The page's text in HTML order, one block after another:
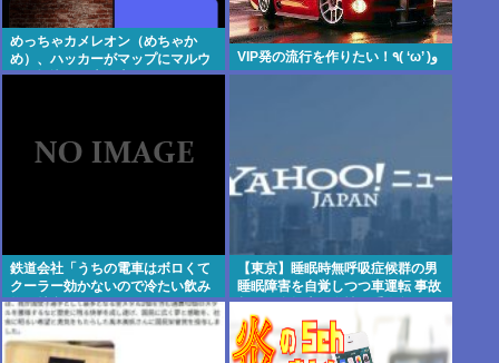
めっちゃカメレオン（めちゃか
め）、ハッカーがマップにマルウ
ェア埋込み、大炎上www
VIP発の流行を作りたい！٩( ‘ω’ )و
鉄道会社「うちの電車はボロくて
クーラー効かないので冷たい飲み
物を持参してください 」
【東京】睡眠時無呼吸症候群の男
睡眠障害を自覚しつつ車運転 事故
起こし自転車の女性に重傷負わ
せ…「厳重処分」意見つけ書類送
検